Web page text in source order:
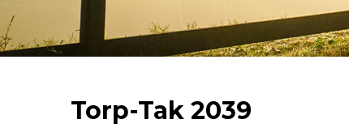
Torp-Tak 2039